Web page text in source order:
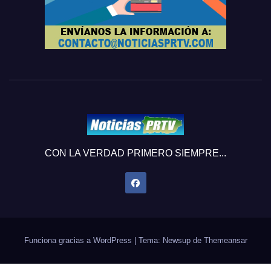
CON LA VERDAD PRIMERO SIEMPRE...
Funciona gracias a WordPress | Tema: Newsup de Themeansar